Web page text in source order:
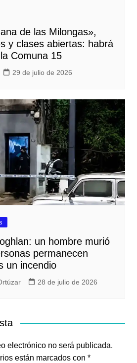
de las Milongas»,
y clases abiertas: habrá
Comuna 15
29 de julio de 2026
un hombre murió
permanecen
un incendio
28 de julio de 2026
electrónico no será publicada.
están marcados con *